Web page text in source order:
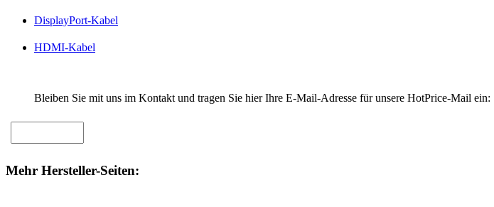
DisplayPort-Kabel
HDMI-Kabel
Bleiben Sie mit uns im Kontakt und tragen Sie hier Ihre E-Mail-Adresse für unsere HotPrice-Mail ein:
Mehr Hersteller-Seiten: